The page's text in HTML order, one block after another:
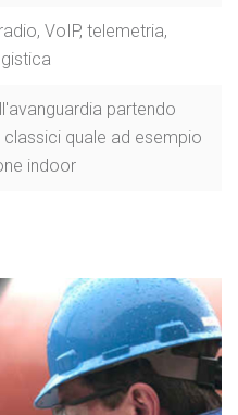
VoIP, telemetria,
partendo
quale ad esempio
indoor